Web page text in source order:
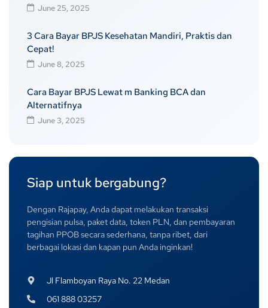
June 25, 2025
3 Cara Bayar BPJS Kesehatan Mandiri, Praktis dan
Cepat!
June 8, 2025
Cara Bayar BPJS Lewat m Banking BCA dan
Alternatifnya
June 3, 2025
Siap untuk bergabung?
Dengan Rajapay, Anda dapat melakukan transaksi
pengisian pulsa, paket data, token PLN, dan pembayaran
tagihan PPOB secara sederhana, tanpa ribet, dari
berbagai lokasi dan kapan pun Anda inginkan!
Jl Flamboyan Raya No. 22 Medan
061 888 03257